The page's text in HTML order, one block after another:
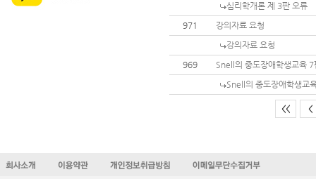
심리학개론 제 3판 오류
971
강의자료 요청
강의자료 요청
969
Snell의 중도장애학생교육
Snell의 중도장애학생교
<< <